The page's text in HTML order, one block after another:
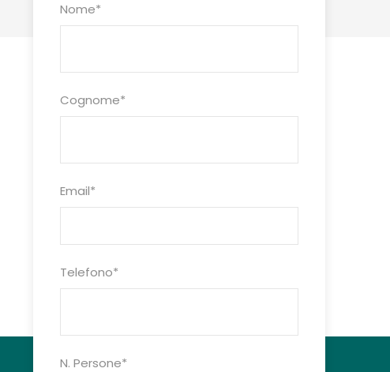
Nome*
Cognome*
Email*
Telefono*
N. Persone*